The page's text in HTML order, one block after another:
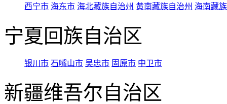
西宁市 海东市 海北藏族自治州 黄南藏族自治州 海南藏
宁夏回族自治区
银川市 石嘴山市 吴忠市 固原市 中卫市
新疆维吾尔自治区